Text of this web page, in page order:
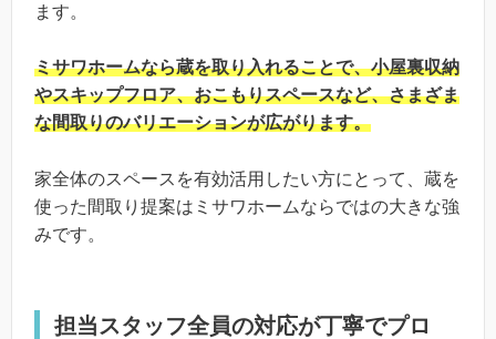
ます。
ミサワホームなら蔵を取り入れることで、小屋裏収納
やスキップフロア、おこもりスペースなど、さまざま
な間取りのバリエーションが広がります。
家全体のスペースを有効活用したい方にとって、蔵を
使った間取り提案はミサワホームならではの大きな強
みです。
担当スタッフ全員の対応が丁寧でプロ